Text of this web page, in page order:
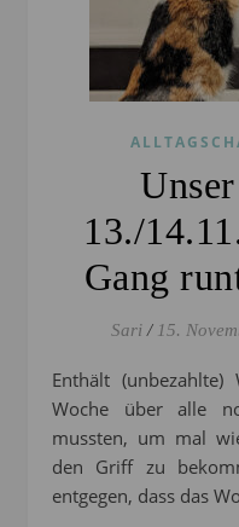
13./
Gang
Sari / 15.
Enthält (unbezahlte) Werbung* Nachdem wir die
Woche über alle
mussten, um mal
den Griff zu
entgegen, dass das